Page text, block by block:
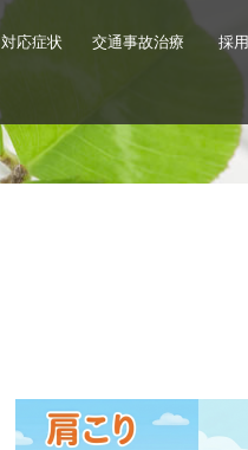
対応症状 交通事故治療 採